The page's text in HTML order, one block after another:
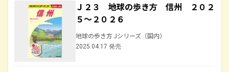
Ｊ２３ 地球の歩き方 信州 ２０２
５～２０２６
地球の歩き方 Jシリーズ（国内）
2025.04.17 発売